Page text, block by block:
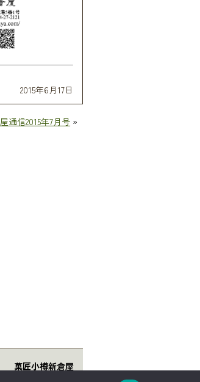
2015年6月17日
通信2015年7月号 »
菓匠小樽新倉屋